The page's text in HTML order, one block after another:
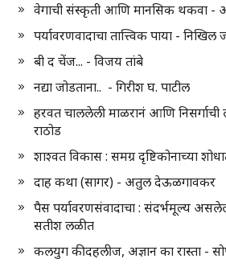
वेगाची संस्कृती आणि मानसिक थकवा -
पर्यावरणवादाचा तात्त्विक पाया - निखिल
बी द चेंज... - विजय तांबे
नद्या जोडताना.. - गिरीश घ. पाटील
हरवत चाललेली माळरानं आणि निसर्गाची
राठोड
शाश्वत विकास : समग्र दृष्टिकोनाच्या
दाह कथा (सागर) - अतुल देऊळगावकर
पैस पर्यावरणसंवादाचा : संदर्भमूल्य
सतीश लळीत
कलयुग की दहलीज, अज्ञान का रास्ता -